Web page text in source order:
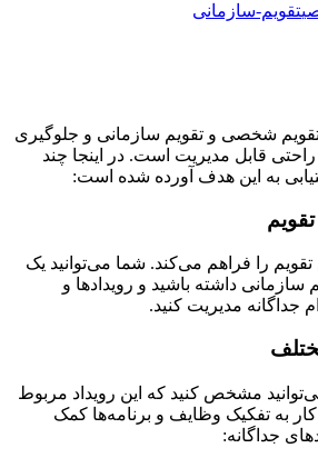
تقویم-سازمانی
بین تقویم شخصی و تقویم سازمانی و جلوگیری
راحتی قابل مدیریت است. در اینجا چند
به این هدف آورده شده است:
تقویم را فراهم می‌کند. شما می‌توانید یک
داشته باشید و رویدادها و
جداگانه مدیریت کنید.
مشخص کنید که این رویداد مربوط
به تفکیک وظایف و برنامه‌ها کمک
جداگانه: